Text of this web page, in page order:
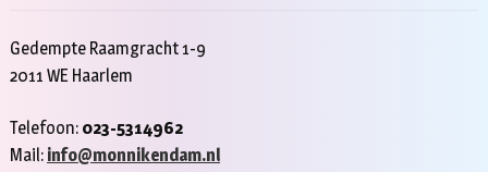
Gedempte Raamgracht 1-9
2011 WE Haarlem
Telefoon: 023-5314962
Mail: info@monnikendam.nl